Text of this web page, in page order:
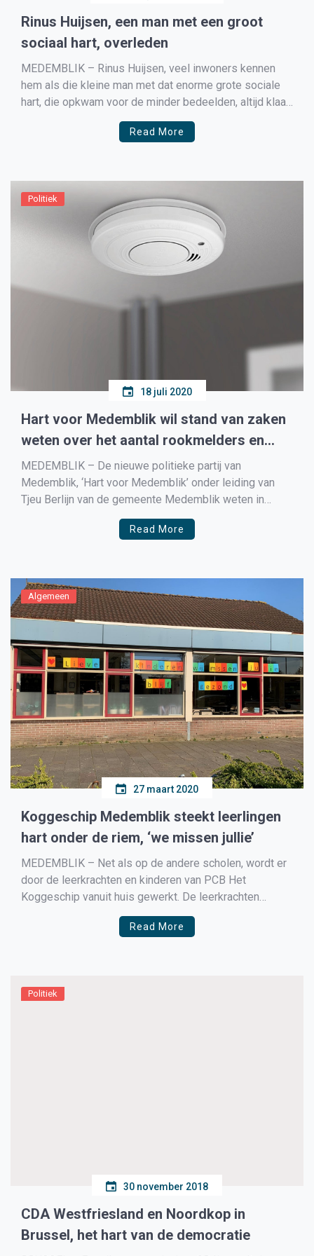
Rinus Huijsen, een man met een groot
sociaal hart, overleden
MEDEMBLIK – Rinus Huijsen, veel inwoners kennen
hem als die kleine man met dat enorme grote sociale
hart, die opkwam voor de minder bedeelden, altijd klaar
stond om te helpen bij het invullen van die moeilijke
formulieren, is niet meer.. Rinus werd eerder getroffen
Read More
Politiek
18 juli 2020
Hart voor Medemblik wil stand van zaken
weten over het aantal rookmelders en
koolmonoxidemelders in
(sociale)huurwoningen
MEDEMBLIK – De nieuwe politieke partij van
Medemblik, ‘Hart voor Medemblik’ onder leiding van
Tjeu Berlijn van de gemeente Medemblik weten in
hoeveel (sociale) huurwoningen in de gemeente
Medemblik rookmelders en koolmonoxidemelders zijn
Read More
Algemeen
27 maart 2020
Koggeschip Medemblik steekt leerlingen
hart onder de riem, ‘we missen jullie’
MEDEMBLIK – Net als op de andere scholen, wordt er
door de leerkrachten en kinderen van PCB Het
Koggeschip vanuit huis gewerkt. De leerkrachten
zeggen tegen Medemblik Actueel: ‘Dat is niet
gemakkelijk, maar iedereen zet zich voor 200% in. We
Read More
Politiek
30 november 2018
CDA Westfriesland en Noordkop in
Brussel, het hart van de democratie